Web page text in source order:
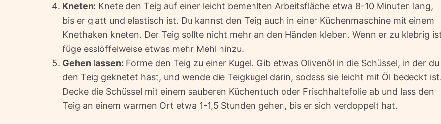
Kneten: Knete den Teig auf einer leicht bemehlten Arbeitsfläche etwa 8-10 Minuten lang,
bis er glatt und elastisch ist. Du kannst den Teig auch in einer Küchenmaschine mit einem
Knethaken kneten. Der Teig sollte nicht mehr an den Händen kleben. Wenn er zu klebrig
füge esslöffelweise etwas mehr Mehl hinzu.
Gehen lassen: Forme den Teig zu einer Kugel. Gib etwas Olivenöl in die Schüssel, in der du
den Teig geknetet hast, und wende die Teigkugel darin, sodass sie leicht mit Öl bedeckt ist.
Decke die Schüssel mit einem sauberen Küchentuch oder Frischhaltefolie ab und lass den
Teig an einem warmen Ort etwa 1-1,5 Stunden gehen, bis er sich verdoppelt hat.